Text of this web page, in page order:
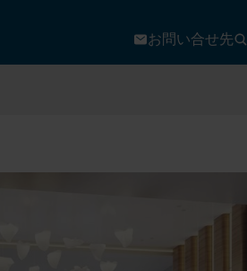
お問い合せ先